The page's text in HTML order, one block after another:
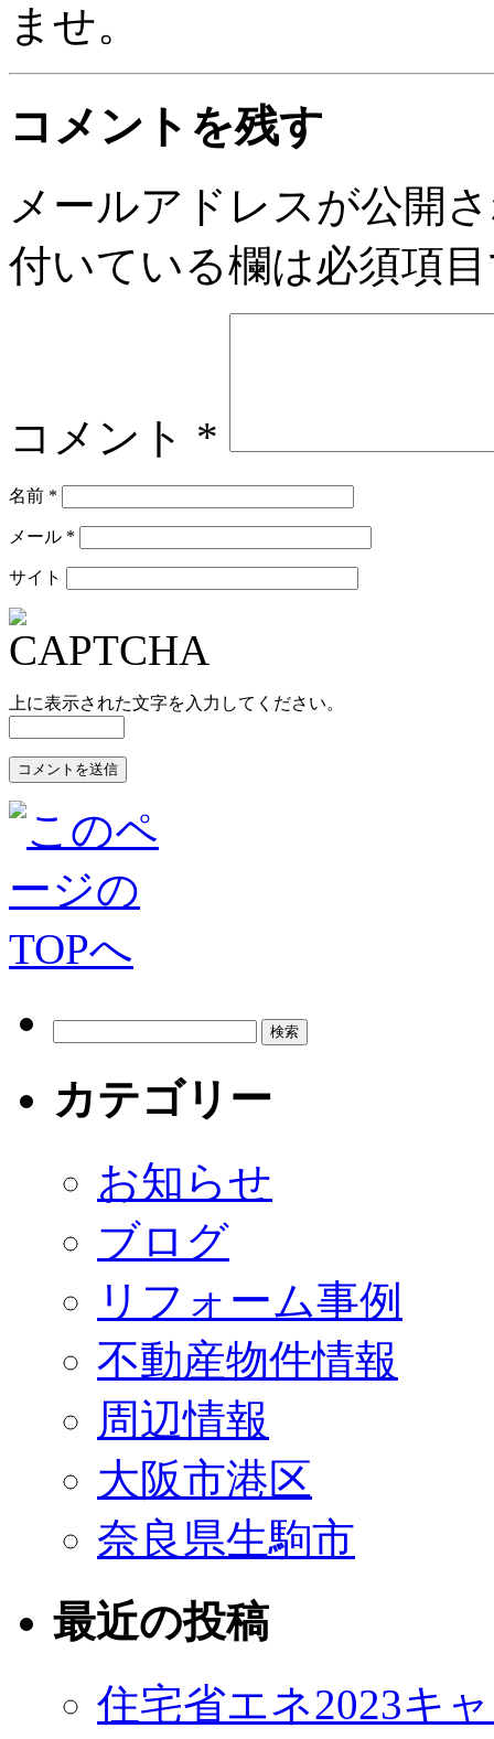
ませ。
コメントを残す
メールアドレスが公開
付いている欄は必須項
コメント *
名前 *
メール *
サイト
上に表示された文字を入力してください。
カテゴリー
お知らせ
ブログ
リフォーム事例
不動産物件情報
周辺情報
大阪市港区
奈良県生駒市
最近の投稿
住宅省エネ2023キ